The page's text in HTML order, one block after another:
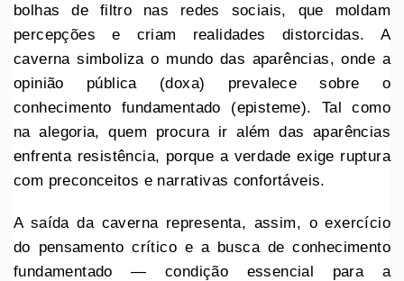
bolhas de filtro nas redes sociais, que moldam
percepções e criam realidades distorcidas. A
caverna simboliza o mundo das aparências, onde a
opinião pública (doxa) prevalece sobre o
conhecimento fundamentado (episteme). Tal como
na alegoria, quem procura ir além das aparências
enfrenta resistência, porque a verdade exige ruptura
com preconceitos e narrativas confortáveis.
A saída da caverna representa, assim, o exercício
do pensamento crítico e a busca de conhecimento
fundamentado — condição essencial para a